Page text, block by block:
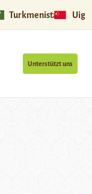
Turkmenistan
Unterstützt uns